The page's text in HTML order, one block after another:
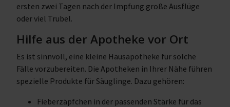
ersten zwei Tagen nach der Impfung große Ausflüge
oder viel Trubel.
Hilfe aus der Apotheke vor Ort
Es ist sinnvoll, eine kleine Hausapotheke für solche
Fälle vorzubereiten. Die Apotheken in Ihrer Nähe führen
spezielle Produkte für Säuglinge. Dazu gehören:
Fieberzäpfchen in der passenden Stärke für das